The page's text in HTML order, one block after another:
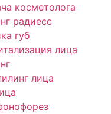
косметолога
радиесс
губ
лица
лица